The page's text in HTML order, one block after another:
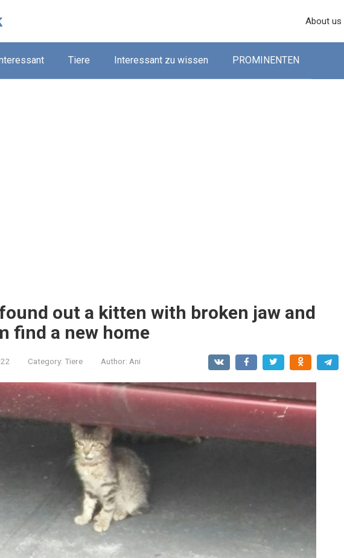
About us
Tiere Interessant zu wissen PROMINENTEN
out a kitten with broken jaw and
find a new home
Category: Tiere Author: Ani